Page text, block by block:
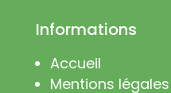
Informations
Accueil
Mentions légales